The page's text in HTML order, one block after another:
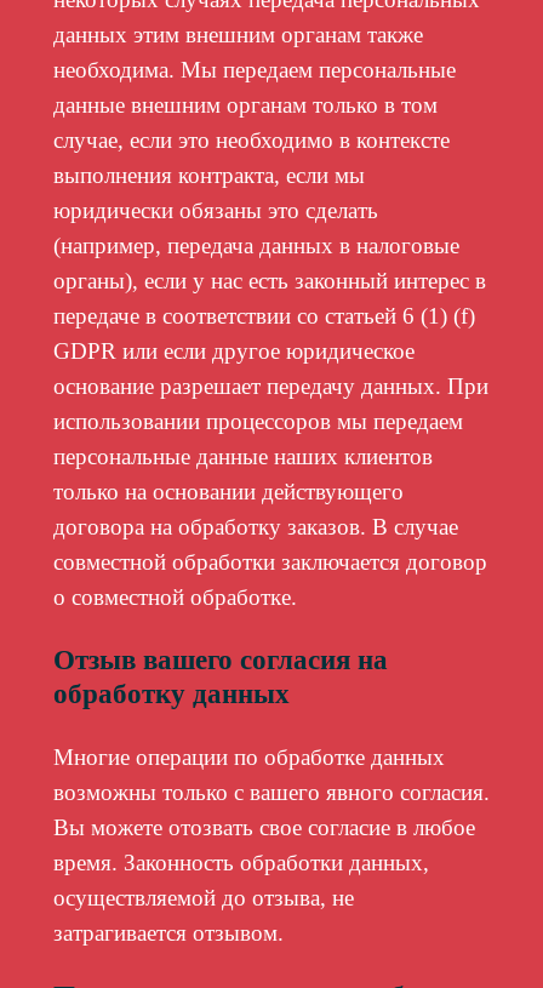
данных этим внешним органам также
необходима. Мы передаем персональные
данные внешним органам только в том
случае, если это необходимо в контексте
выполнения контракта, если мы
юридически обязаны это сделать
(например, передача данных в налоговые
органы), если у нас есть законный интерес в
передаче в соответствии со статьей 6 (1) (f)
GDPR или если другое юридическое
основание разрешает передачу данных. При
использовании процессоров мы передаем
персональные данные наших клиентов
только на основании действующего
договора на обработку заказов. В случае
совместной обработки заключается договор
о совместной обработке.
Отзыв вашего согласия на
обработку данных
Многие операции по обработке данных
возможны только с вашего явного согласия.
Вы можете отозвать свое согласие в любое
время. Законность обработки данных,
осуществляемой до отзыва, не
затрагивается отзывом.